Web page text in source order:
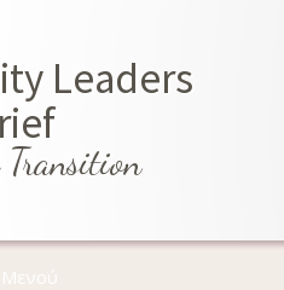
Leaders
Transition
Μενού